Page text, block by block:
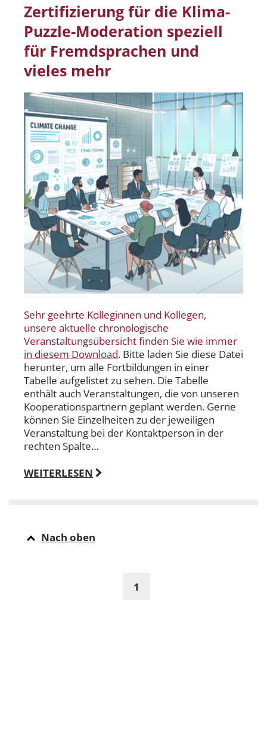
Zertifizierung für die Klima-
Puzzle-Moderation speziell
für Fremdsprachen und
vieles mehr
Sehr geehrte Kolleginnen und Kollegen,
unsere aktuelle chronologische
Veranstaltungsübersicht finden Sie wie immer
in diesem Download. Bitte laden Sie diese Datei
herunter, um alle Fortbildungen in einer
Tabelle aufgelistet zu sehen. Die Tabelle
enthält auch Veranstaltungen, die von unseren
Kooperationspartnern geplant werden. Gerne
können Sie Einzelheiten zu der jeweiligen
Veranstaltung bei der Kontaktperson in der
rechten Spalte…
WEITERLESEN
Nach oben
1